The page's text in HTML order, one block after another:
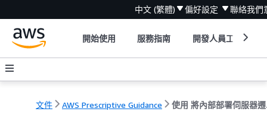
中文 (繁體) 偏好設定 聯絡我們
開始使用 服務指南 開發人員工具
文件 AWS Prescriptive Guidance 使用